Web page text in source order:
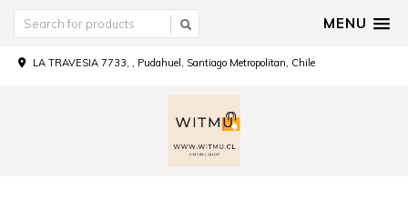
MENU
LA TRAVESIA 7733, , Pudahuel, Santiago Metropolitan, Chile